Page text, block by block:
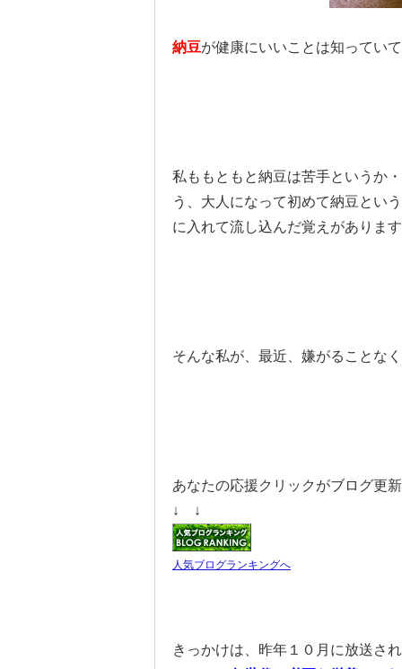
納豆が健康にいいことは知ってい
私ももともと納豆は苦手というか
う、大人になって初めて納豆とい
に入れて流し込んだ覚えがありま
そんな私が、最近、嫌がることな
あなたの応援クリックがブログ更
↓ ↓
人気ブログランキングへ
きっかけは、昨年１０月に放送さ